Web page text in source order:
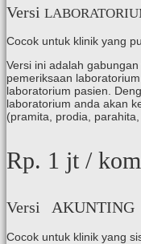
Versi
Cocok untuk klinik yang
Versi ini adalah
pemeriksaan
laboratorium pasien.
laboratorium anda akan
(pramita, prodia, parahita,
Rp. 1 ​jt /
Versi AKUNTING
Cocok untuk klinik yang